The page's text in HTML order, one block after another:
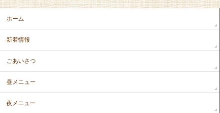
ホーム
新着情報
ごあいさつ
昼メニュー
夜メニュー